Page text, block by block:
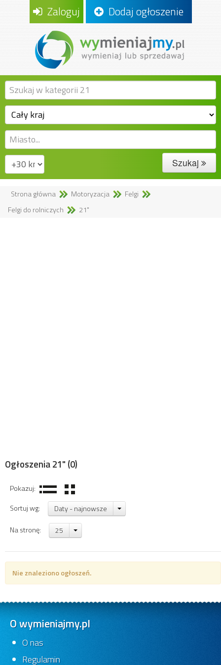
Zaloguj Dodaj ogłoszenie
Szukaj
Strona główna Motoryzacja
Felgi
Felgi do rolniczych
21"
Ogłoszenia 21" (0)
Pokazuj:
Sortuj wg:
Daty - najnowsze
Na stronę: 25
Nie znaleziono ogłoszeń.
O wymieniajmy.pl
O nas
Regulamin